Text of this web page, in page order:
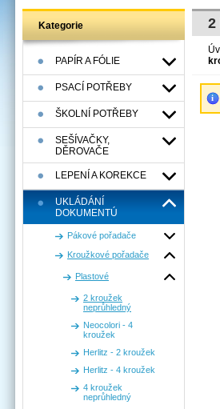
Kategorie
PAPÍR A FÓLIE
PSACÍ POTŘEBY
ŠKOLNÍ POTŘEBY
SEŠÍVAČKY,
DĚROVAČE
LEPENÍ A KOREKCE
UKLÁDÁNÍ
DOKUMENTÚ
Pákové pořadače
Kroužkové pořadače
Plastové
2 kroužek
neprůhledný
Neocolori - 4
kroužek
Herlitz - 2 kroužek
Herlitz - 4 kroužek
4 kroužek
neprůhledný
2